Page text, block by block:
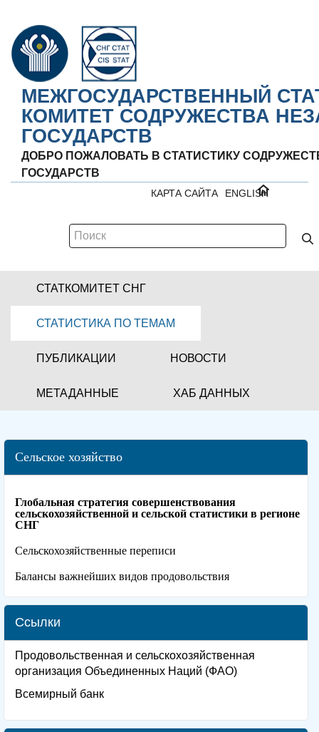
МЕЖГОСУДАРСТВЕННЫЙ
КОМИТЕТ СОДРУЖЕСТВА
ГОСУДАРСТВ
ДОБРО ПОЖАЛОВАТЬ В СТАТИСТИКУ
ГОСУДАРСТВ
ENGLISH
КАРТА САЙТА
СТАТКОМИТЕТ СНГ
СТАТИСТИКА ПО ТЕМАМ
ПУБЛИКАЦИИ НОВОСТИ
МЕТАДАННЫЕ ХАБ ДАННЫХ
Сельское хозяйство
Глобальная стратегия совершенствования
сельскохозяйственной и сельской статистики в регионе
СНГ
Сельскохозяйственные переписи
Балансы важнейших видов продовольствия
Ссылки
Продовольственная и сельскохозяйственная
организация Объединенных Наций (ФАО)
Всемирный банк